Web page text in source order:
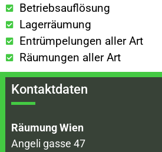
Betriebsauflösung
Lagerräumung
Entrümpelungen aller Art
Räumungen aller Art
Kontaktdaten
Räumung Wien
Angeli gasse 47